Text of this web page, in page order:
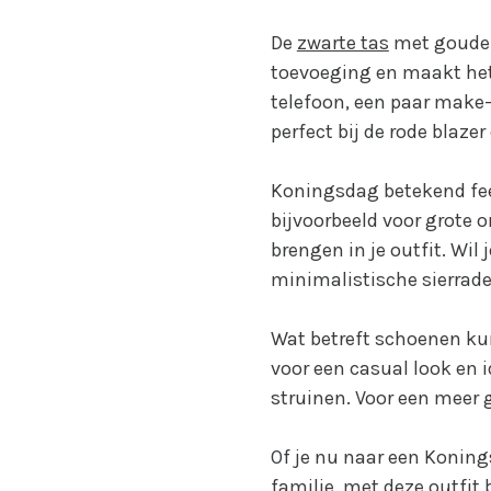
De zwarte tas met
toevoeging en maakt
telefoon, een paar
perfect bij de rode
Koningsdag betekend
bijvoorbeeld voor grote
brengen in je outfit. Wil
minimalistische
Wat betreft schoenen
voor een casual look en
struinen. Voor een meer
Of je nu naar een